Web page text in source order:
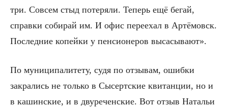
три. Совсем стыд потеряли. Теперь ещё бегай,
справки собирай им. И офис переехал в Артёмовск.
Последние копейки у пенсионеров высасывают».
По муниципалитету, судя по отзывам, ошибки
закрались не только в Сысертские квитанции, но и
в кашинские, и в двуреченские. Вот отзыв Натальи